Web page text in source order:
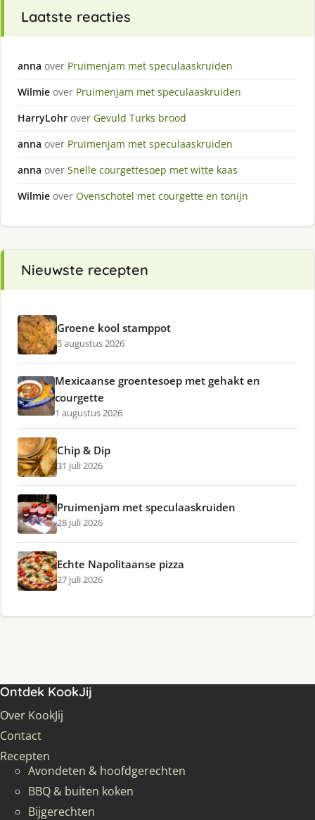
Laatste reacties
anna over Pruimenjam met speculaaskruiden
Wilmie over Pruimenjam met speculaaskruiden
HarryLohr over Gevuld Turks brood
anna over Pruimenjam met speculaaskruiden
anna over Snelle courgettesoep met witte kaas
Wilmie over Ovenschotel met courgette en tonijn
Nieuwste recepten
Groene kool stamppot
5 augustus 2026
Mexicaanse groentesoep met gehakt en
courgette
1 augustus 2026
Chip & Dip
31 juli 2026
Pruimenjam met speculaaskruiden
28 juli 2026
Echte Napolitaanse pizza
27 juli 2026
Ontdek KookJij
Over KookJij
Contact
Recepten
Avondeten & hoofdgerechten
BBQ & buiten koken
Bijgerechten